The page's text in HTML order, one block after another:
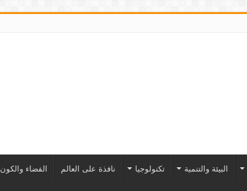
البيئة والتنمية تكنولوجيا نافذة على العالم الفضاء والكون